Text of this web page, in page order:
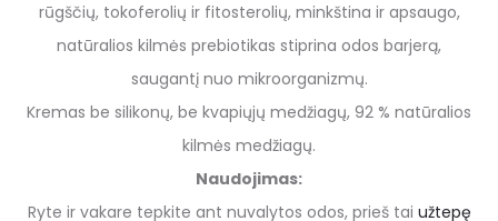
rūgščių, tokoferolių ir fitosterolių, minkština ir apsaugo,
natūralios kilmės prebiotikas stiprina odos barjerą,
saugantį nuo mikroorganizmų.
Kremas be silikonų, be kvapiųjų medžiagų, 92 % natūralios
kilmės medžiagų.
Naudojimas:
Ryte ir vakare tepkite ant nuvalytos odos, prieš tai užtepę